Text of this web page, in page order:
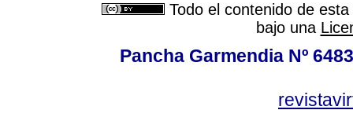
Todo el contenido de
bajo una
Pancha Garmendia Nº